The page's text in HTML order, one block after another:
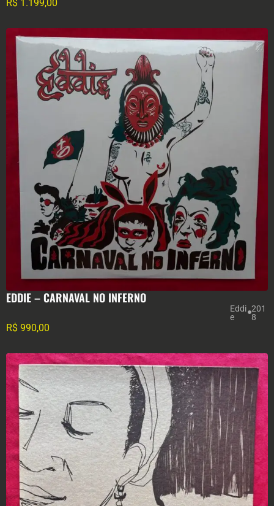
R$ 1.199,00
EDDIE – CARNAVAL NO INFERNO
Eddi
e
201
8
R$ 990,00